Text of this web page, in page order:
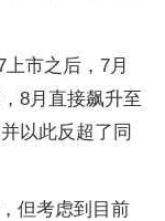
市之后，7月
8月直接飙升至
以此反超了同
但考虑到目前